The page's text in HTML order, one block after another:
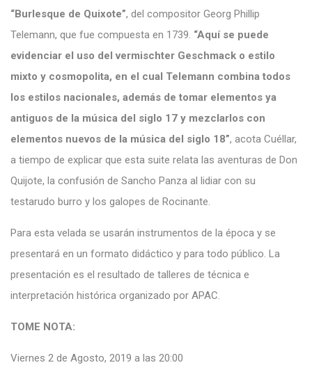
“Burlesque de Quixote”, del compositor Georg Phillip
Telemann, que fue compuesta en 1739. “Aquí se puede
evidenciar el uso del vermischter Geschmack o estilo
mixto y cosmopolita, en el cual Telemann combina todos
los estilos nacionales, además de tomar elementos ya
antiguos de la música del siglo 17 y mezclarlos con
elementos nuevos de la música del siglo 18”, acota Cuéllar,
a tiempo de explicar que esta suite relata las aventuras de Don
Quijote, la confusión de Sancho Panza al lidiar con su
testarudo burro y los galopes de Rocinante.
Para esta velada se usarán instrumentos de la época y se
presentará en un formato didáctico y para todo público. La
presentación es el resultado de talleres de técnica e
interpretación histórica organizado por APAC.
TOME NOTA:
Viernes 2 de Agosto, 2019 a las 20:00